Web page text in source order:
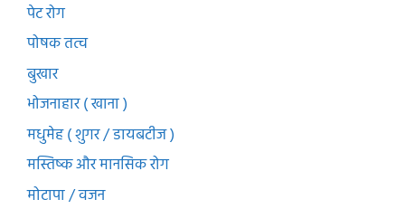
पेट रोग
पोषक तत्व
बुखार
भोजनाहार ( खाना )
मधुमेह ( शुगर / डायबटीज )
मस्तिष्क और मानसिक रोग
मोटापा / वजन